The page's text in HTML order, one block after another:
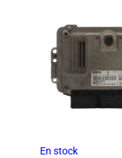
En stock